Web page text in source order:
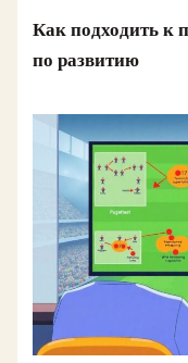
Как подходить к
по развитию